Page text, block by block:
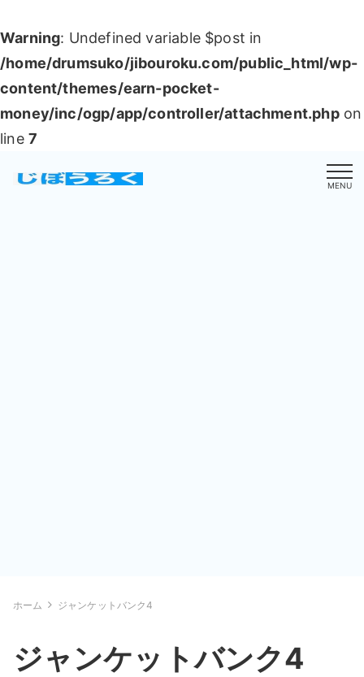
Warning: Undefined variable $post in
/home/drumsuko/jibouroku.com/public_html/wp-
content/themes/earn-pocket-
money/inc/ogp/app/controller/attachment.phpon
line 7
MENU
ホーム ジャンケットバンク4
ジャンケットバンク4